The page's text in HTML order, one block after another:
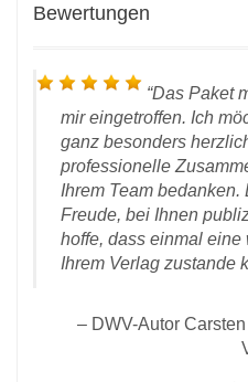
Bewertungen
Das Paket
mir eingetroffen. Ich
ganz besonders
professionelle
Ihrem Team
Freude, bei Ihnen
hoffe, dass einmal
Ihrem Verlag zustande
DWV-Autor